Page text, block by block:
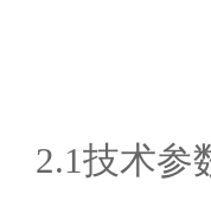
2.1技术参